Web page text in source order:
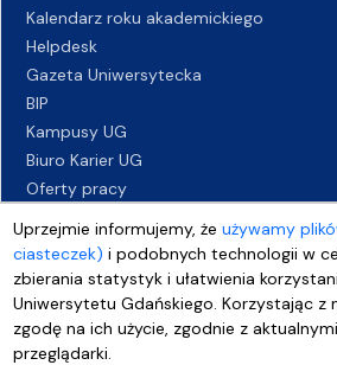
Uprzejmie informujemy, żeużywamy
ciasteczek) i podobnych technologii w
zbierania statystyk i ułatwienia
Uniwersytetu Gdańskiego. Korzystając z
zgodę na ich użycie, zgodnie z
przeglądarki.
Kalendarz roku akademickiego
Helpdesk
Gazeta Uniwersytecka
BIP
Kampusy UG
Biuro Karier UG
Oferty pracy